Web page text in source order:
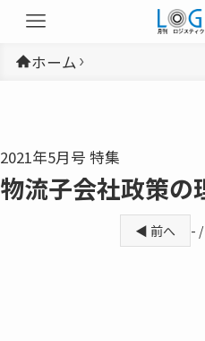
ホーム
2021年5月号 特集
物流子会社政策の
◀ 前へ -